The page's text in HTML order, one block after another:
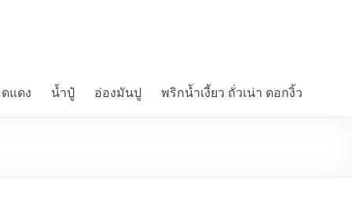
แดง น้ำปู๋ อ่องมันปู พริกน้ำเงี้ยว ถั่วเน่า ดอกงิ้ว